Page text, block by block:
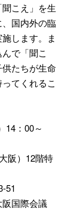
こえ」を生
国内外の臨
します。ま
で「聞こ
たちが生命
てくれるこ
：00～
阪）12階特
際会議